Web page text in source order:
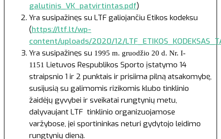
galutinis_VK_patvirtintas.pdf)
Yra susipažinęs su LTF galiojančiu Etikos kodeksu
(https://ltf.lt/wp-
content/uploads/2020/12/
Yra susipažinęs su 1995 m. gruodžio 20 d. Nr. I-
1151 Lietuvos Respublikos Sporto įstatymo 14
straipsnio 1 ir 2 punktais ir prisiima pilną atsakomybę,
susijusią su galimomis rizikomis klubo tinklinio
žaidėjų gyvybei ir sveikatai rungtynių metu,
dalyvaujant LTF tinklinio organizuojamose
varžybose, jei sportininkas neturi gydytojo leidimo
rungtynių dieną.